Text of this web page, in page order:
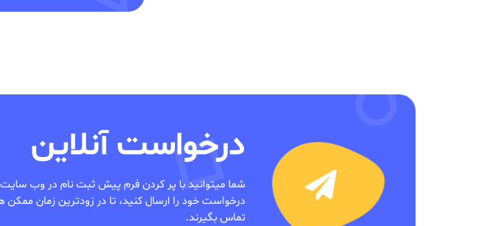
درخواست آنلاین
شما میتوانید با پر کردن فرم پیش ثبت نام در وب
درخواست خود را ارسال کنید، تا در زودترین زمان ممکن
تماس بگیرند.